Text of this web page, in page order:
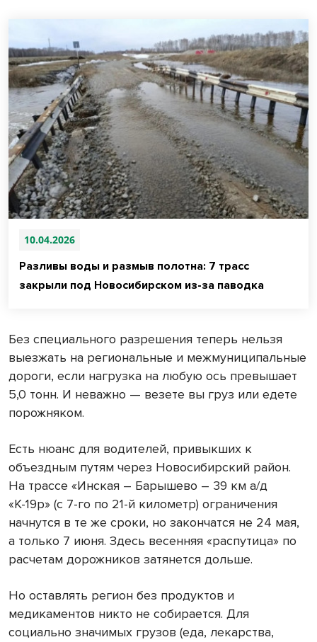
10.04.2026
Разливы воды и размыв полотна: 7 трасс
закрыли под Новосибирском из-за паводка
Без специального разрешения теперь нельзя
выезжать на региональные и межмуниципальные
дороги, если нагрузка на любую ось превышает
5,0 тонн. И неважно — везете вы груз или едете
порожняком.
Есть нюанс для водителей, привыкших к
объездным путям через Новосибирский район.
На трассе «Инская – Барышево – 39 км а/д
«К-19р» (с 7-го по 21-й километр) ограничения
начнутся в те же сроки, но закончатся не 24 мая,
а только 7 июня. Здесь весенняя «распутица» по
расчетам дорожников затянется дольше.
Но оставлять регион без продуктов и
медикаментов никто не собирается. Для
социально значимых грузов (еда, лекарства,